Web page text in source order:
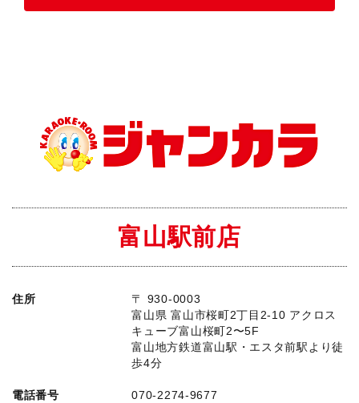
富山駅前店
住所
〒 930-0003
富山県 富山市桜町2丁目2-10 アクロス
キューブ富山桜町2〜5F
富山地方鉄道富山駅・エスタ前駅より徒
歩4分
電話番号 070-2274-9677